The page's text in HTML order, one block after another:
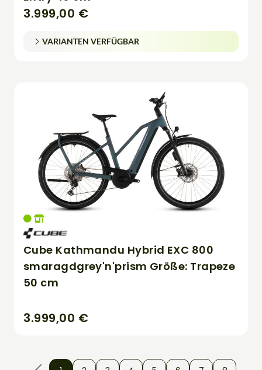
3.999,00 €
VARIANTEN VERFÜGBAR
Cube Kathmandu Hybrid EXC 800
smaragdgrey'n'prism Größe: Trapeze
50 cm
3.999,00 €